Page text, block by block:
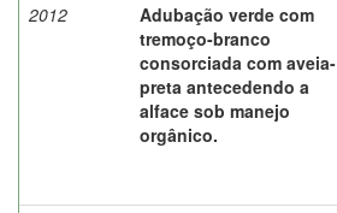
2012
Adubação verde com
tremoço-branco
consorciada com aveia-
preta antecedendo a
alface sob manejo
orgânico.